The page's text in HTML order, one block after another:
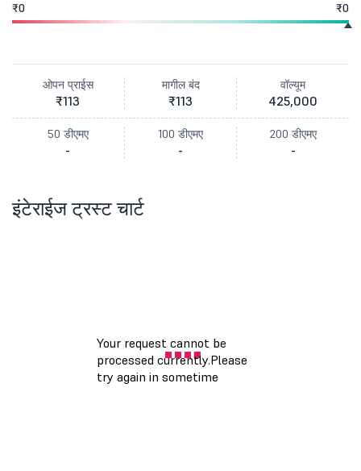
₹0 ₹0
ओपन प्राईस
₹113
मागील बंद
₹113
वॉल्यूम
425,000
50 डीएमए
-
100 डीएमए
-
200 डीएमए
-
इंटेराईज ट्रस्ट चार्ट